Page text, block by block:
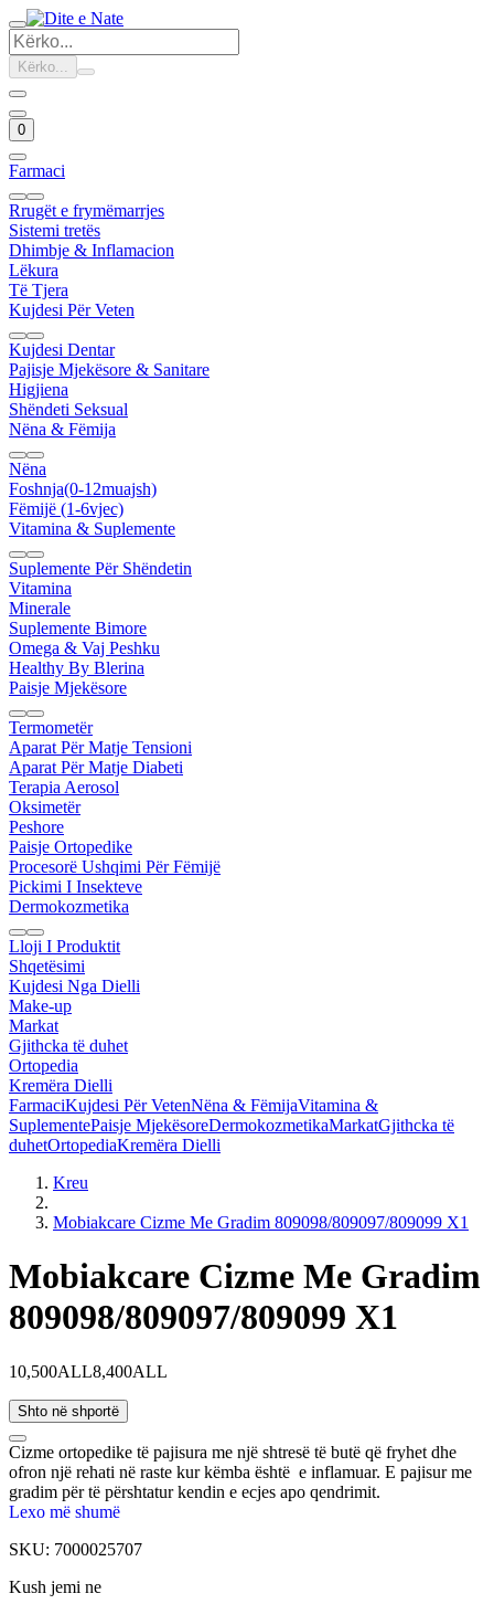
Kërko...
0
Farmaci
Rrugët e frymëmarrjes
Sistemi tretës
Dhimbje & Inflamacion
Lëkura
Të Tjera
Kujdesi Për Veten
Kujdesi Dentar
Pajisje Mjekësore & Sanitare
Higjiena
Shëndeti Seksual
Nëna & Fëmija
Nëna
Foshnja(0-12muajsh)
Fëmijë (1-6vjec)
Vitamina & Suplemente
Suplemente Për Shëndetin
Vitamina
Minerale
Suplemente Bimore
Omega & Vaj Peshku
Healthy By Blerina
Paisje Mjekësore
Termometër
Aparat Për Matje Tensioni
Aparat Për Matje Diabeti
Terapia Aerosol
Oksimetër
Peshore
Paisje Ortopedike
Procesorë Ushqimi Për Fëmijë
Pickimi I Insekteve
Dermokozmetika
Lloji I Produktit
Shqetësimi
Kujdesi Nga Dielli
Make-up
Markat
Gjithcka të duhet
Ortopedia
Kremëra Dielli
FarmaciKujdesi Për VetenNëna & FëmijaVitamina &
SuplementePaisje MjekësoreDermokozmetikaMarkatGjithcka të
duhetOrtopediaKremëra Dielli
Kreu
Mobiakcare Cizme Me Gradim 809098/809097/809099 X1
Mobiakcare Cizme Me Gradim
809098/809097/809099 X1
10,500ALL8,400ALL
Shto në shportë
Cizme ortopedike të pajisura me një shtresë të butë që fryhet dhe
ofron një rehati në raste kur këmba është e inflamuar. E pajisur me
gradim për të përshtatur kendin e ecjes apo qendrimit.
Lexo më shumë
SKU: 7000025707
Kush jemi ne